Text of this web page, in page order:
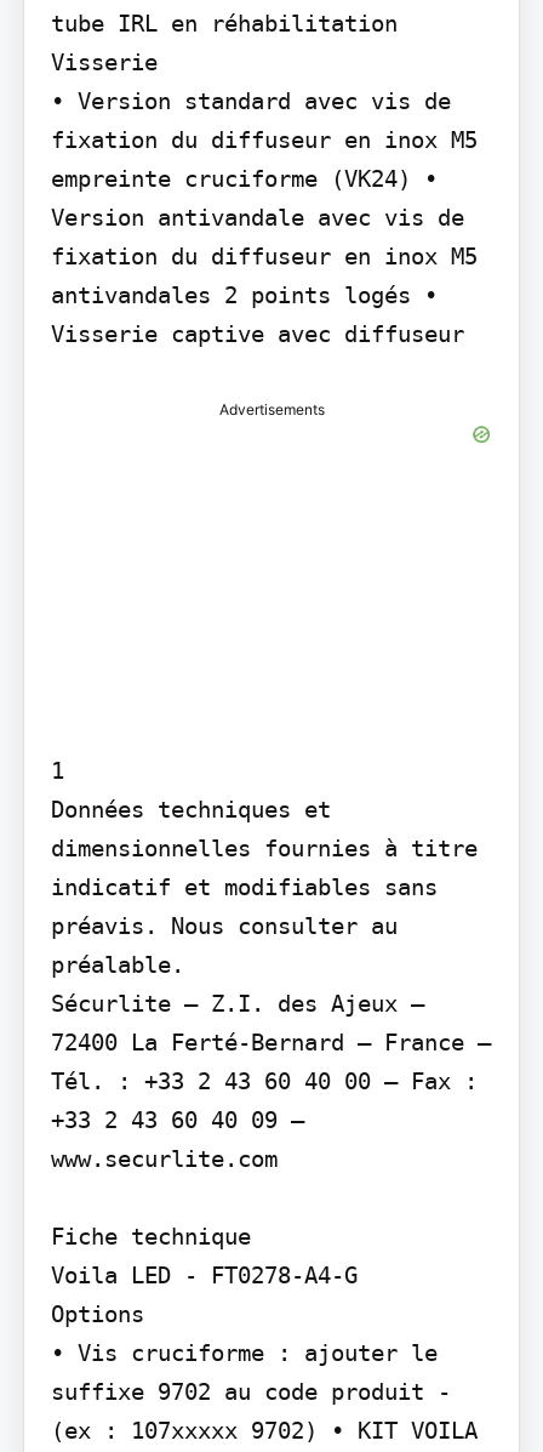
tube IRL en réhabilitation
Visserie
• Version standard avec vis de
fixation du diffuseur en inox M5
empreinte cruciforme (VK24) •
Version antivandale avec vis de
fixation du diffuseur en inox M5
antivandales 2 points logés •
Visserie captive avec diffuseur
Advertisements
1
Données techniques et
dimensionnelles fournies à titre
indicatif et modifiables sans
préavis. Nous consulter au
préalable.
Sécurlite – Z.I. des Ajeux –
72400 La Ferté-Bernard – France –
Tél. : +33 2 43 60 40 00 – Fax :
+33 2 43 60 40 09 –
www.securlite.com
Fiche technique
Voila LED - FT0278-A4-G
Options
• Vis cruciforme : ajouter le
suffixe 9702 au code produit -
(ex : 107xxxxx 9702) • KIT VOILA